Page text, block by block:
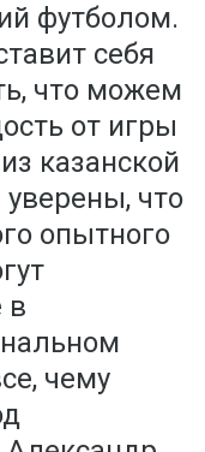
футболом.
себя
что можем
от игры
казанской
что
опытного
в
чему